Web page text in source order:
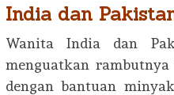
India dan
Wanita India dan
menguatkan
dengan bantuan